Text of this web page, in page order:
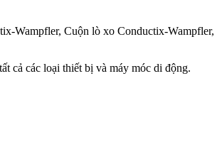
Wampfler, Cuộn lò xo Conductix-Wampfler,
cả các loại thiết bị và máy móc di động.